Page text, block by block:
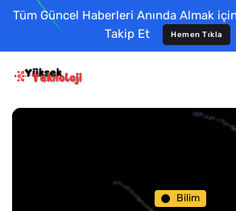
Tüm Güncel Haberleri Anında Almak
Takip Et
Hemen Tıkla
Bilim